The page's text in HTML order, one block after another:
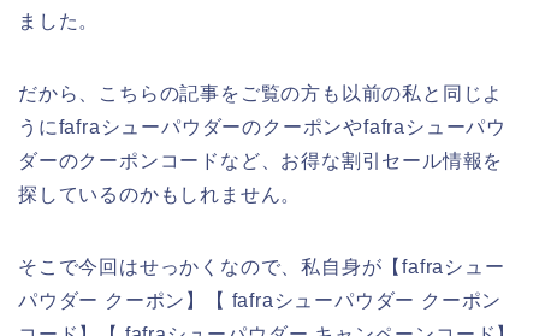
ました。
だから、こちらの記事をご覧の方も以前の私と同じよ
うにfafraシューパウダーのクーポンやfafraシューパウ
ダーのクーポンコードなど、お得な割引セール情報を
探しているのかもしれません。
そこで今回はせっかくなので、私自身が【fafraシュー
パウダー クーポン】【 fafraシューパウダー クーポン